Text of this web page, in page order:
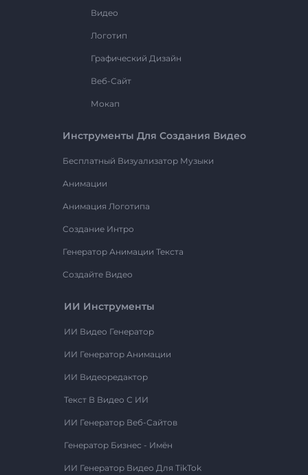
Видео
Логотип
Графический Дизайн
Веб-Сайт
Мокап
Инструменты Для Создания Видео
Бесплатный Визуализатор Музыки
Анимации
Анимация Логотипа
Создание Интро
Генератор Анимации Текста
Создайте Видео
ИИ Инструменты
ИИ Видео Генератор
ИИ Генератор Анимации
ИИ Видеоредактор
Текст В Видео С ИИ
ИИ Генератор Веб-Сайтов
Генератор Бизнес - Имён
ИИ Генератор Видео Для TikTok